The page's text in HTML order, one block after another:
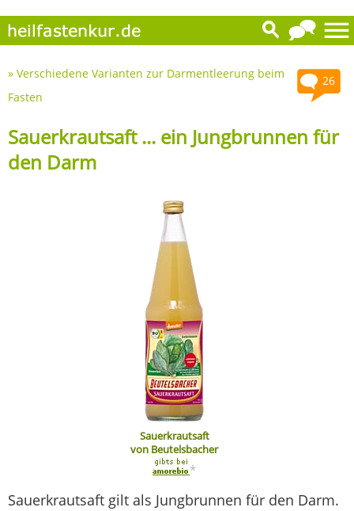
26
» Verschiedene Varianten zur Darmentleerung beim
Fasten
Sauerkrautsaft ... ein Jungbrunnen für
den Darm
Sauerkrautsaft
von Beutelsbacher
*
Sauerkrautsaft gilt als Jungbrunnen für den Darm.